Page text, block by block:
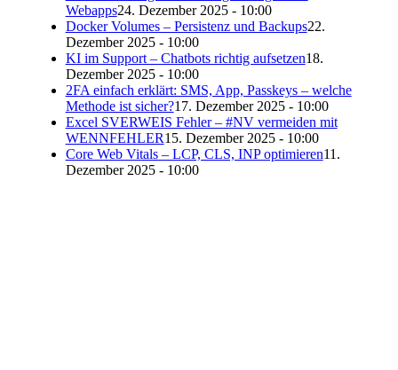
Webapps24. Dezember 2025 - 10:00
Docker Volumes – Persistenz und Backups22.
Dezember 2025 - 10:00
KI im Support – Chatbots richtig aufsetzen18.
Dezember 2025 - 10:00
2FA einfach erklärt: SMS, App, Passkeys – welche
Methode ist sicher?17. Dezember 2025 - 10:00
Excel SVERWEIS Fehler – #NV vermeiden mit
WENNFEHLER15. Dezember 2025 - 10:00
Core Web Vitals – LCP, CLS, INP optimieren11.
Dezember 2025 - 10:00